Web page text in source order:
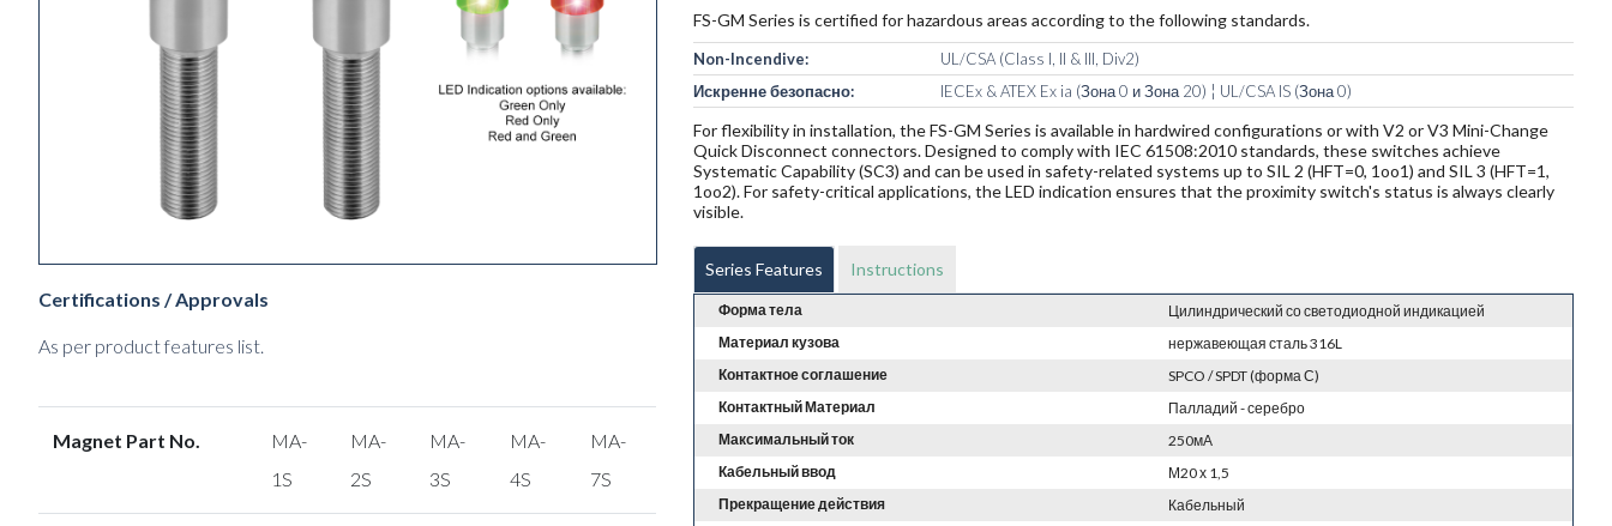
Certifications / Approvals
As per product features list.
Magnet Part No.
MA-
1S
MA-
2S
MA-
3S
MA-
4S
MA-
7S
FS-GM Series is certified for hazardous areas according to the following standards.
Non-Incendive:
UL/CSA (Class I, II & III, Div2)
Искренне безопасно:
IECEx & ATEX Ex ia (Зона 0 и Зона 20) ¦ UL/CSA IS (Зона 0)
For flexibility in installation, the FS-GM Series is available in hardwired configurations or with V2 or V3 Mini-Change
Quick Disconnect connectors. Designed to comply with IEC 61508:2010 standards, these switches achieve
Systematic Capability (SC3) and can be used in safety-related systems up to SIL 2 (HFT=0, 1oo1) and SIL 3 (HFT=1,
1oo2). For safety-critical applications, the LED indication ensures that the proximity switch's status is always clearly
visible.
Series Features Instructions
Форма тела
Цилиндрический со светодиодной индикацией
Материал кузова
нержавеющая сталь 316L
Контактное соглашение
SPCO / SPDT (форма С)
Контактный Материал
Палладий - серебро
Максимальный ток
250мА
Кабельный ввод
М20 х 1,5
Прекращение действия
Кабельный